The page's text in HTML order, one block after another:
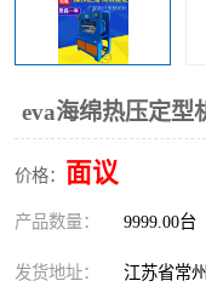
eva海绵热压定型
价格： 面议
产品数量： 9999.00台
发货地址： 江苏省常